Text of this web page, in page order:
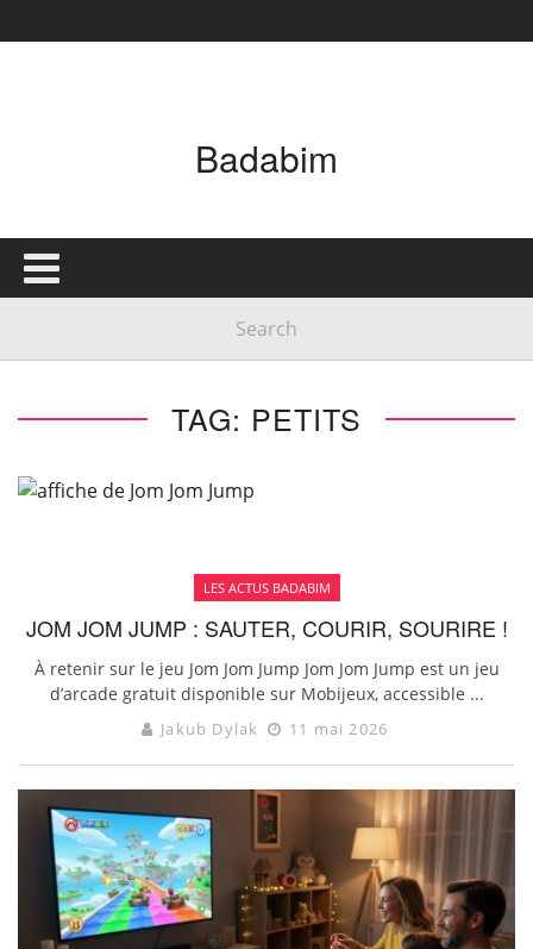
Badabim
TAG: PETITS
LES ACTUS BADABIM
JOM JOM JUMP : SAUTER, COURIR, SOURIRE !
À retenir sur le jeu Jom Jom Jump Jom Jom Jump est un jeu
d’arcade gratuit disponible sur Mobijeux, accessible ...
Jakub Dylak 11 mai 2026